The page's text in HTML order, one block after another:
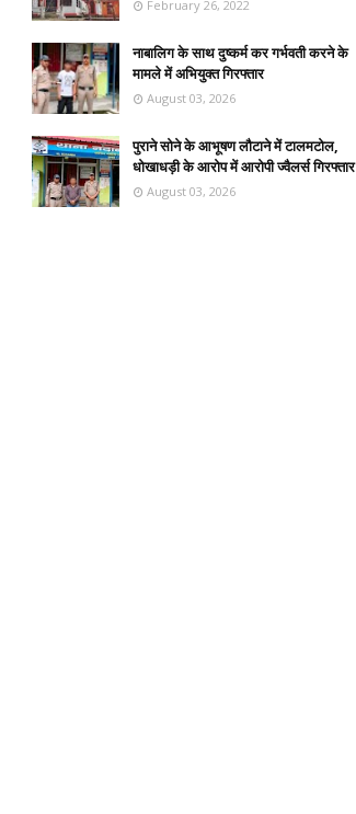
February 26, 2022
नाबालिग के साथ दुष्कर्म कर गर्भवती करने के
मामले में अभियुक्त गिरफ्तार
August 03, 2026
पुराने सोने के आभूषण लौटाने में टालमटोल,
धोखाधड़ी के आरोप में आरोपी ज्वैलर्स गिरफ्तार
August 03, 2026